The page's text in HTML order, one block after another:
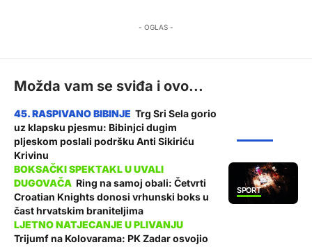
- OGLAS -
Možda vam se sviđa i ovo...
Trg Sri Sela gorio
uz klapsku pjesmu: Bibinjci dugim
pljeskom poslali podršku Anti Sikiriću
Krivinu
SPORT
Ring na samoj obali: Četvrti
Croatian Knights donosi vrhunski boks u
čast hrvatskim braniteljima
Trijumf na Kolovarama: PK Zadar osvojio